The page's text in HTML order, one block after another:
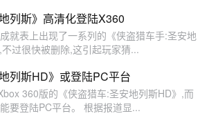
列斯》高清化登陆X360
就表上出现了一系列的《侠盗猎车手:圣安地
过很快被删除,这引起玩家猜...
列斯HD》或登陆PC平台
360版的《侠盗猎车:圣安地列斯HD》,而
要登陆PC平台。 根据报道显...